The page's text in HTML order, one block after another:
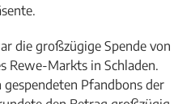
die großzügige Spende von
Rewe-Markts in Schladen.
gespendeten Pfandbons der